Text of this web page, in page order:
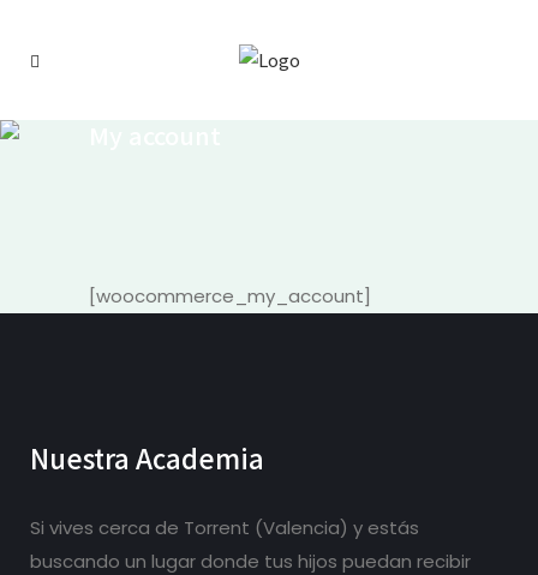
[woocommerce_my_account]
Nuestra Academia
Si vives cerca de Torrent (Valencia) y estás
buscando un lugar donde tus hijos puedan recibir